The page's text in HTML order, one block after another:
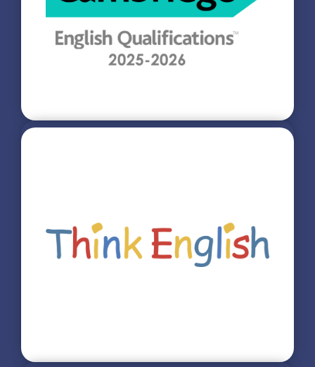
Internacionales Cambridge, logrando que nuestros
alumnos al culminar sus estudios obtengan un
Certificado de Nivel B2, valido a nivel mundial.